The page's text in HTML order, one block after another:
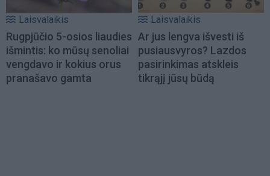
Laisvalaikis
Rugpjūčio 5-osios liaudies
išmintis: ko mūsų senoliai
vengdavo ir kokius orus
pranašavo gamta
Laisvalaikis
Ar jus lengva išvesti iš
pusiausvyros? Lazdos
pasirinkimas atskleis
tikrąjį jūsų būdą